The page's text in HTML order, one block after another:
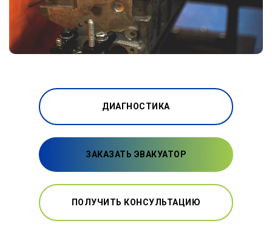
ДИАГНОСТИКА
ЗАКАЗАТЬ ЭВАКУАТОР
ПОЛУЧИТЬ КОНСУЛЬТАЦИЮ